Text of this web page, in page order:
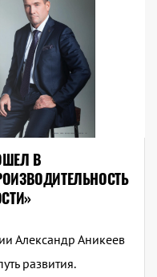
В
Александр Аникеев
развития.